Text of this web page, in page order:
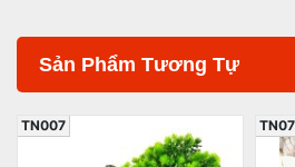
Sản Phẩm Tương Tự
TN007